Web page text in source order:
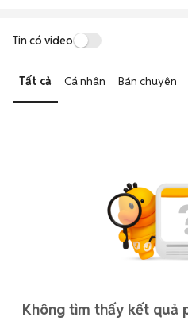
Tin có video
Tất cả Cá nhân Bán chuyên
Không tìm thấy kết quả